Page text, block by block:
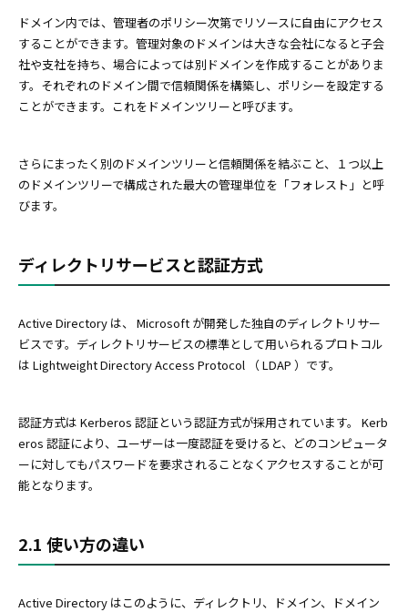
ドメイン内では、管理者のポリシー次第でリソースに自由にアクセス
することができます。管理対象のドメインは大きな会社になると子会
社や支社を持ち、場合によっては別ドメインを作成することがありま
す。それぞれのドメイン間で信頼関係を構築し、ポリシーを設定する
ことができます。これをドメインツリーと呼びます。
さらにまったく別のドメインツリーと信頼関係を結ぶこと、１つ以上
のドメインツリーで構成された最大の管理単位を「フォレスト」と呼
びます。
ディレクトリサービスと認証方式
Active Directory は、 Microsoft が開発した独自のディレクトリサー
ビスです。ディレクトリサービスの標準として用いられるプロトコル
は Lightweight Directory Access Protocol （ LDAP ）です。
認証方式は Kerberos 認証という認証方式が採用されています。 Kerb
eros 認証により、ユーザーは一度認証を受けると、どのコンピュータ
ーに対してもパスワードを要求されることなくアクセスすることが可
能となります。
2.1 使い方の違い
Active Directory はこのように、ディレクトリ、ドメイン、ドメイン